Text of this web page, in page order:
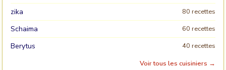
zika 80 recettes
Schaima 60 recettes
Berytus
40 recettes
Voir tous les cuisiniers →